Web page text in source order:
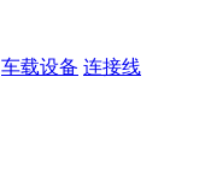
车载设备 连接线